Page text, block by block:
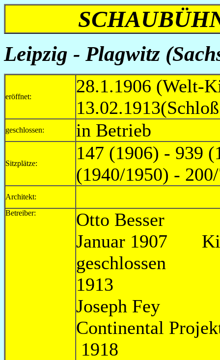
Leipzig - Plagwitz
eröffnet:
28.1.1906 (Welt-
geschlossen: in Betrieb
Sitzplätze:
147 (1906) - 939
(1940/1950) -
Architekt:
Betreiber:
Otto
Januar 1907
1913
Continental
1918